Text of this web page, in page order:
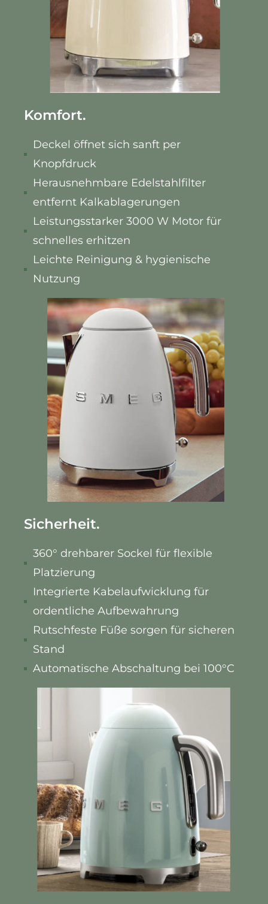
Komfort.
Deckel öffnet sich sanft per
Knopfdruck
Herausnehmbare Edelstahlfilter
entfernt Kalkablagerungen
Leistungsstarker 3000 W Motor für
schnelles erhitzen
Leichte Reinigung & hygienische
Nutzung
Sicherheit.
360° drehbarer Sockel für flexible
Platzierung
Integrierte Kabelaufwicklung für
ordentliche Aufbewahrung
Rutschfeste Füße sorgen für sicheren
Stand
Automatische Abschaltung bei 100°C